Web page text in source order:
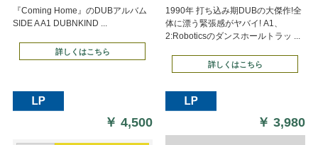
『Coming Home』のDUBアルバム
SIDE A A1 DUBNKIND ...
詳しくはこちら
￥4,500
1990年 打ち込み期DUBの大傑作!全
体に漂う緊張感がヤバイ! A1、
2:Roboticsのダンスホールトラッ ...
詳しくはこちら
￥3,980